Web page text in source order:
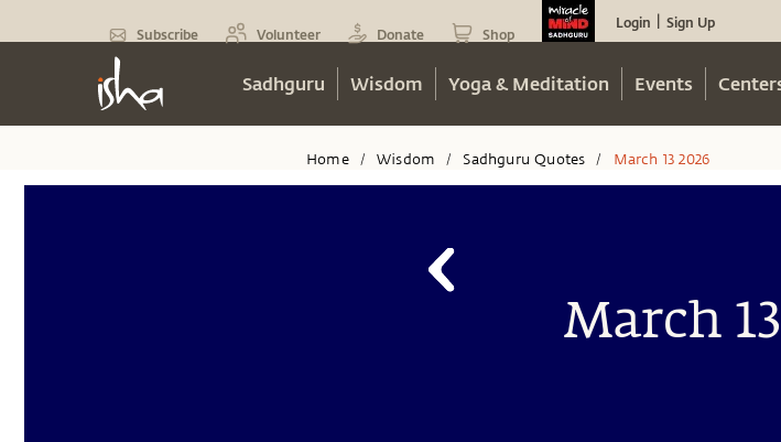
Subscribe Volunteer Donate Shop
Login Sign Up
Sadhguru Wisdom Yoga & Meditation Events
Home / Wisdom / Sadhguru Quotes / March 13 2026
March